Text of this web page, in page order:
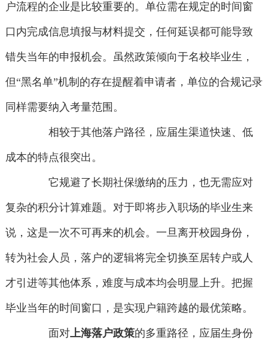
户流程的企业是比较重要的。单位需在规定的时间窗
口内完成信息填报与材料提交，任何延误都可能导致
错失当年的申报机会。虽然政策倾向于名校毕业生，
但“黑名单”机制的存在提醒着申请者，单位的合规记录
同样需要纳入考量范围。
相较于其他落户路径，应届生渠道快速、低
成本的特点很突出。
它规避了长期社保缴纳的压力，也无需应对
复杂的积分计算难题。对于即将步入职场的毕业生来
说，这是一次不可再来的机会。一旦离开校园身份，
转为社会人员，落户的逻辑将完全切换至居转户或人
才引进等其他体系，难度与成本均会明显上升。把握
毕业当年的时间窗口，是实现户籍跨越的最优策略。
面对上海落户政策的多重路径，应届生身份